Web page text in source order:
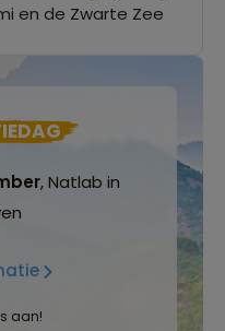
en de Zwarte Zee
, Natlab in
aan!